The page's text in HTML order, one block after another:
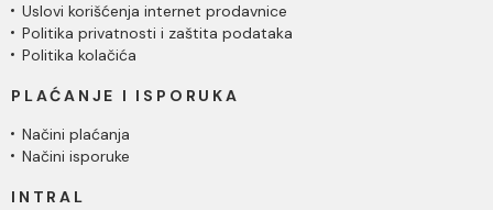
Uslovi korišćenja internet prodavnice
Politika privatnosti i zaštita podataka
Politika kolačića
PLAĆANJE I ISPORUKA
Načini plaćanja
Načini isporuke
INTRAL